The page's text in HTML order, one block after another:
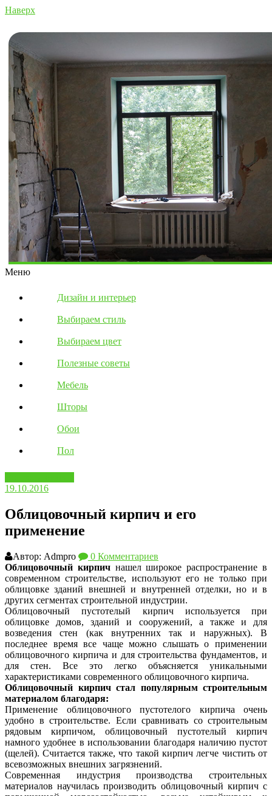
Наверх
Меню
Дизайн и интерьер
Выбираем стиль
Выбираем цвет
Полезные советы
Мебель
Шторы
Обои
Пол
19.10.2016
Облицовочный кирпич и его
применение
Автор: Admpro
0 Комментариев
Облицовочный кирпичнашел широкое распространение в
современном строительстве, используют его не только при
облицовке зданий внешней и внутренней отделки, но и в
других сегментах строительной индустрии.
Облицовочный пустотелый кирпич используется при
облицовке домов, зданий и сооружений, а также и для
возведения стен (как внутренних так и наружных). В
последнее время все чаще можно слышать о применении
облицовочного кирпича и для строительства фундаментов, и
для стен. Все это легко объясняется уникальными
характеристиками современного облицовочного кирпича.
Облицовочный кирпич стал популярным строительным
материалом благодаря:
Применение облицовочного пустотелого кирпича очень
удобно в строительстве. Если сравнивать со строительным
рядовым кирпичом, облицовочный пустотелый кирпич
намного удобнее в использовании благодаря наличию пустот
(щелей). Считается также, что такой кирпич легче чистить от
всевозможных внешних загрязнений.
Современная индустрия производства строительных
материалов научилась производить облицовочный кирпич с